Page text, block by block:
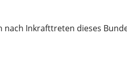
Inkrafttreten dieses